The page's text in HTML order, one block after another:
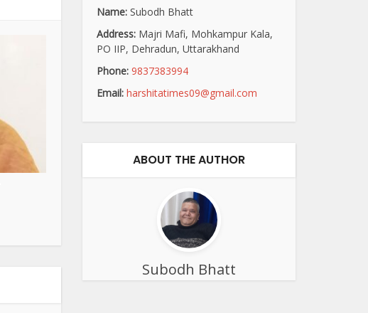
Name: Subodh Bhatt
Address: Majri Mafi, Mohkampur Kala,
PO IIP, Dehradun, Uttarakhand
Phone: 9837383994
Email: harshitatimes09@gmail.com
ABOUT THE AUTHOR
Subodh Bhatt